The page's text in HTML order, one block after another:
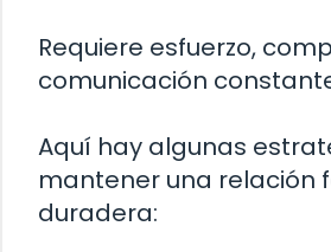
Requiere esfuerzo,
comunicación
Aquí hay algunas
mantener una relación
duradera: